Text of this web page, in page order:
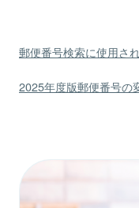
郵便番号検索に使用さ
2025年度版郵便番号の